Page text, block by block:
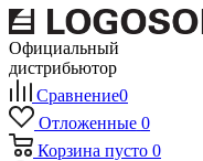
Официальный
дистрибьютор
Сравнение0
Отложенные 0
Корзина пусто 0